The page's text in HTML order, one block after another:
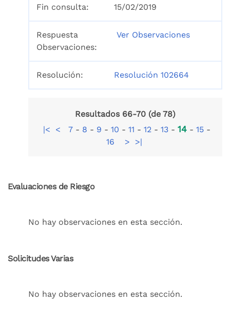
Fin consulta: 15/02/2019
Respuesta
Observaciones:
Ver Observaciones
Resolución: Resolución 102664
Resultados 66-70 (de 78)
|<
< 7- 8 - 9 - 10 - 11 - 12- 13- 14- 15-
16
> >|
Evaluaciones de Riesgo
No hay observaciones en esta sección.
Solicitudes Varias
No hay observaciones en esta sección.